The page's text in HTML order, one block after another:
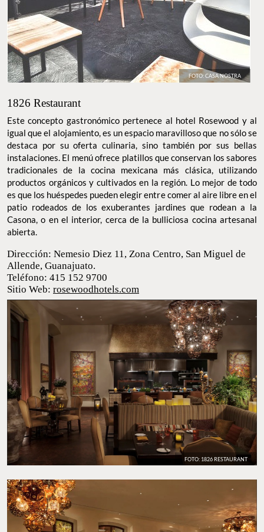
1826 Restaurant
Este concepto gastronómico pertenece al hotel Rosewood y al
igual que el alojamiento, es un espacio maravilloso que no sólo se
destaca por su oferta culinaria, sino también por sus bellas
instalaciones. El menú ofrece platillos que conservan los sabores
tradicionales de la cocina mexicana más clásica, utilizando
productos orgánicos y cultivados en la región. Lo mejor de todo
es que los huéspedes pueden elegir entre comer al aire libre en el
patio rodeados de los exuberantes jardines que rodean a la
Casona, o en el interior, cerca de la bulliciosa cocina artesanal
Dirección: Nemesio Diez 11, Zona Centro, San
Miguel de Allende, Guanajuato.
Teléfono: 415 152 9700
Sitio Web:rosewoodhotels.com